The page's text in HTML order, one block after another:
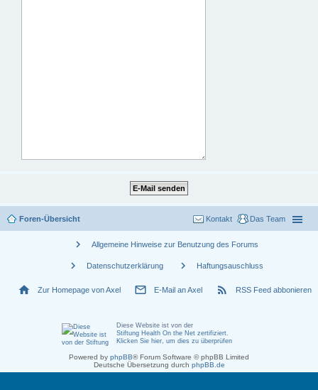
Foren-Übersicht Das Team
Kontakt
chevron_right Allgemeine Hinweise zur Benutzung des Forums
chevron_right Datenschutzerklärung chevron_right Haftungsauschluss
home Zur Homepage von Axel mail_outline E-Mail an Axel rss_feed RSS Feed abbonieren
Diese Website ist von der
Stiftung Health On the Net zertifiziert.
Klicken Sie hier, um dies zu überprüfen
Powered by phpBB® Forum Software © phpBB Limited
Deutsche Übersetzung durch phpBB.de